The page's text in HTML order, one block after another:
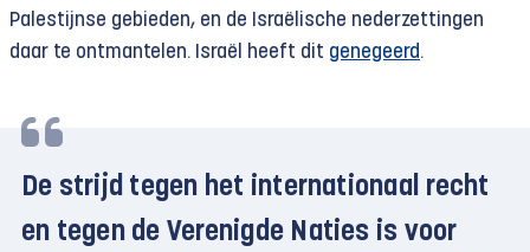
Palestijnse gebieden, en de Israëlische nederzettingen
daar te ontmantelen. Israël heeft dit genegeerd.
De strijd tegen het internationaal recht
en tegen de Verenigde Naties is voor